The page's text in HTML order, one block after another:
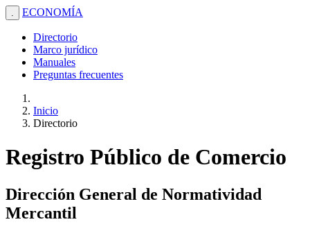
. ECONOMÍA
Directorio
Marco jurídico
Manuales
Preguntas frecuentes
Inicio
Directorio
Registro Público de Comercio
Dirección General de Normatividad
Mercantil